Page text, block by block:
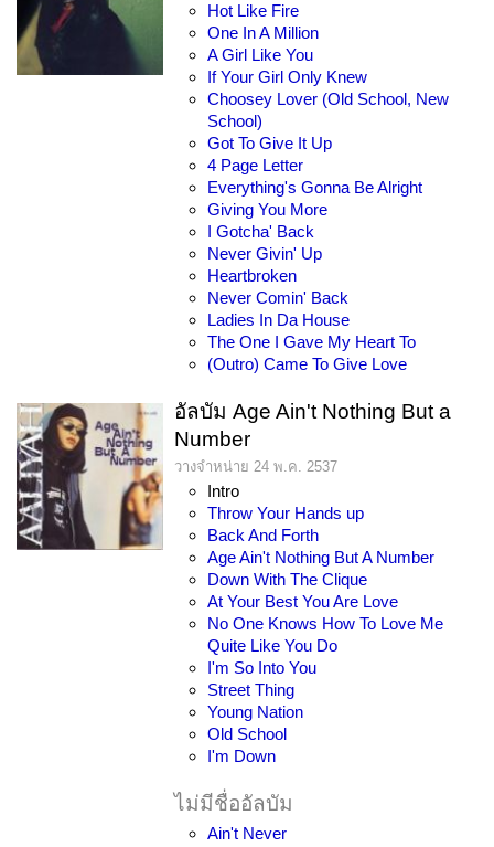
Hot Like Fire
One In A Million
A Girl Like You
If Your Girl Only Knew
Choosey Lover (Old School, New
School)
Got To Give It Up
4 Page Letter
Everything's Gonna Be Alright
Giving You More
I Gotcha' Back
Never Givin' Up
Heartbroken
Never Comin' Back
Ladies In Da House
The One I Gave My Heart To
(Outro) Came To Give Love
อัลบัม Age Ain't Nothing But a
Number
วางจำหน่าย 24 พ.ค. 2537
Intro
Throw Your Hands up
Back And Forth
Age Ain't Nothing But A Number
Down With The Clique
At Your Best You Are Love
No One Knows How To Love Me
Quite Like You Do
I'm So Into You
Street Thing
Young Nation
Old School
I'm Down
ไม่มีชื่ออัลบัม
Ain't Never